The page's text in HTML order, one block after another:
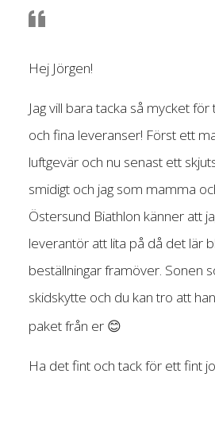
Hej Jörgen!
Jag vill bara tacka så mycket
och fina leveranser! Först ett
luftgevär och nu senast ett
smidigt och jag som mamma
Östersund Biathlon känner att
leverantör att lita på då det lär
beställningar framöver. Sonen
skidskytte och du kan tro att
paket från er 😊
Ha det fint och tack för ett fint